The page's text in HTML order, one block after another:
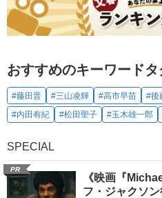
おすすめのキーワード
#藤田晋 #三山凌輝 #高市早苗 #後
#内田有紀
#松田聖子 #玉木雄一郎
SPECIAL
PR
《映画『
フ・ジャクソ